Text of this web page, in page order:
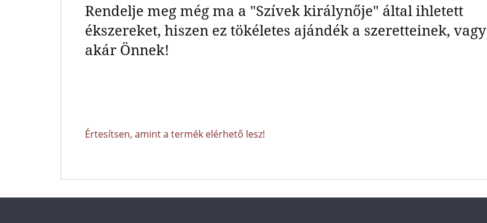
Rendelje meg még ma a "Szívek királynője" által ihletett
ékszereket, hiszen ez tökéletes ajándék a szeretteinek, vagy
akár Önnek!
Értesítsen, amint a termék elérhető lesz!